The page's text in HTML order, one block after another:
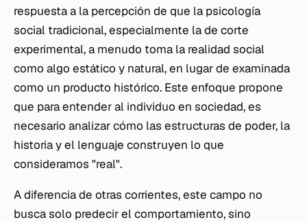
respuesta a la percepción de que la psicología
social tradicional, especialmente la de corte
experimental, a menudo toma la realidad social
como algo estático y natural, en lugar de examinada
como un producto histórico. Este enfoque propone
que para entender al individuo en sociedad, es
necesario analizar cómo las estructuras de poder, la
historia y el lenguaje construyen lo que
consideramos "real".
A diferencia de otras corrientes, este campo no
busca solo predecir el comportamiento, sino